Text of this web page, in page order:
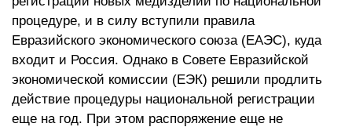
процедуре, и в силу вступили правила
Евразийского экономического союза (ЕАЭС), куда
входит и Россия. Однако в Совете Евразийской
экономической комиссии (ЕЭК) решили продлить
действие процедуры национальной регистрации
еще на год. При этом распоряжение еще не